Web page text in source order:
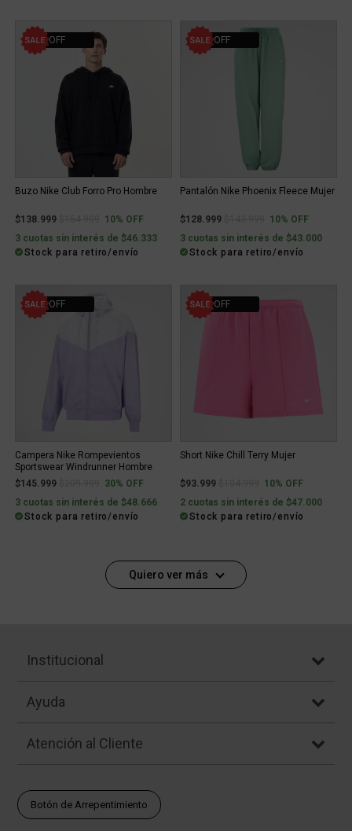
10% OFF
Buzo Nike Club Forro Pro Hombre
$138.999 Price reduced from
to10% OFF
3 cuotas sin interés de $46.333
Stock para retiro/envío
10% OFF
Pantalón Nike Phoenix Fleece Mujer
$128.999 Price reduced from
to10% OFF
3 cuotas sin interés de $43.000
Stock para retiro/envío
30% OFF
Campera Nike Rompevientos
Sportswear Windrunner Hombre
$145.999
Price reduced from
to30% OFF
3 cuotas sin interés de $48.666
Stock para retiro/envío
10% OFF
Short Nike Chill Terry Mujer
$93.999 Price reduced from
to10% OFF
2 cuotas sin interés de $47.000
Stock para retiro/envío
Quiero ver más
Institucional
Ayuda
Atención al Cliente
Botón de Arrepentimiento